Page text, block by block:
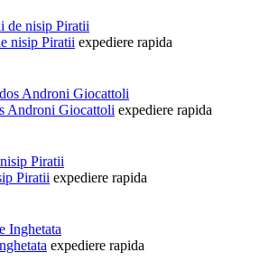
nisip Piratii expediere rapida
Androni Giocattoli expediere rapida
Piratii expediere rapida
expediere rapida